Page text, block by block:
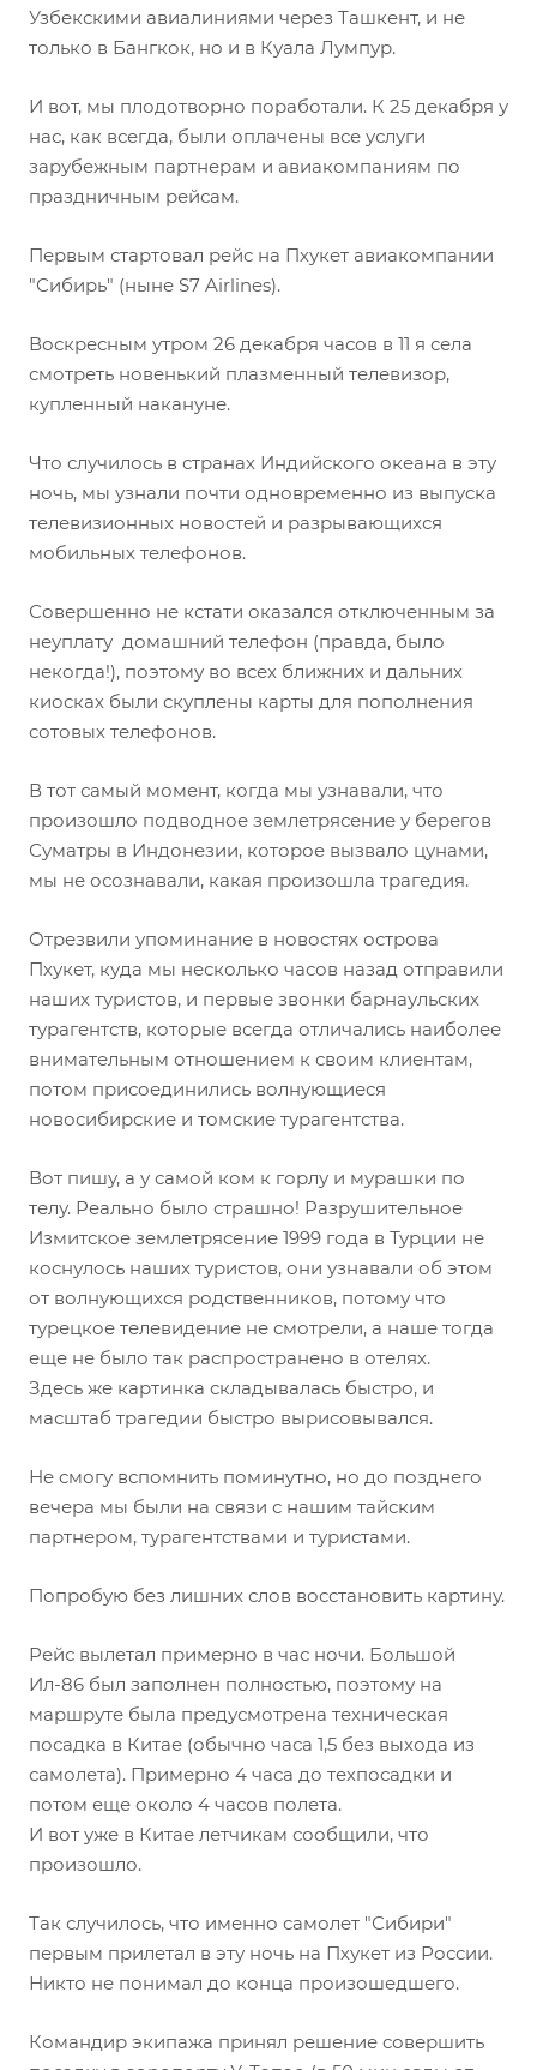
Узбекскими авиалиниями через Ташкент, и не
только в Бангкок, но и в Куала Лумпур.
И вот, мы плодотворно поработали. К 25 декабря у
нас, как всегда, были оплачены все услуги
зарубежным партнерам и авиакомпаниям по
праздничным рейсам.
Первым стартовал рейс на Пхукет авиакомпании
"Сибирь" (ныне S7 Airlines).
Воскресным утром 26 декабря часов в 11 я села
смотреть новенький плазменный телевизор,
купленный накануне.
Что случилось в странах Индийского океана в эту
ночь, мы узнали почти одновременно из выпуска
телевизионных новостей и разрывающихся
мобильных телефонов.
Совершенно не кстати оказался отключенным за
неуплату домашний телефон (правда, было
некогда!), поэтому во всех ближних и дальних
киосках были скуплены карты для пополнения
сотовых телефонов.
В тот самый момент, когда мы узнавали, что
произошло подводное землетрясение у берегов
Суматры в Индонезии, которое вызвало цунами,
мы не осознавали, какая произошла трагедия.
Отрезвили упоминание в новостях острова
Пхукет, куда мы несколько часов назад отправили
наших туристов, и первые звонки барнаульских
турагентств, которые всегда отличались наиболее
внимательным отношением к своим клиентам,
потом присоединились волнующиеся
новосибирские и томские турагентства.
Вот пишу, а у самой ком к горлу и мурашки по
телу. Реально было страшно! Разрушительное
Измитское землетрясение 1999 года в Турции не
коснулось наших туристов, они узнавали об этом
от волнующихся родственников, потому что
турецкое телевидение не смотрели, а наше тогда
еще не было так распространено в отелях.
Здесь же картинка складывалась быстро, и
масштаб трагедии быстро вырисовывался.
Не смогу вспомнить поминутно, но до позднего
вечера мы были на связи с нашим тайским
партнером, турагентствами и туристами.
Попробую без лишних слов восстановить картину.
Рейс вылетал примерно в час ночи. Большой
Ил-86 был заполнен полностью, поэтому на
маршруте была предусмотрена техническая
посадка в Китае (обычно часа 1,5 без выхода из
самолета). Примерно 4 часа до техпосадки и
потом еще около 4 часов полета.
И вот уже в Китае летчикам сообщили, что
произошло.
Так случилось, что именно самолет "Сибири"
первым прилетал в эту ночь на Пхукет из России.
Никто не понимал до конца произошедшего.
Командир экипажа принял решение совершить